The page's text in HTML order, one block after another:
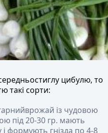
цибулю, то
такі сорти:
із чудовою
під 20-30 гр. мають
формують гнізда по 4-8